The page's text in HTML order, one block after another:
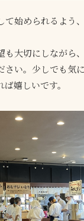
て始められるよう
も大切にしながら
さい。少しでも気
嬉しいです。